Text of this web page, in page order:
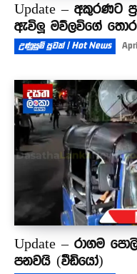
Update – අකුරණට
ඇවිලූ මව්ලවිගේ
උණුසුම් පුවත් | Hot News
Update – රාගම
පනවයි (වීඩියෝ)